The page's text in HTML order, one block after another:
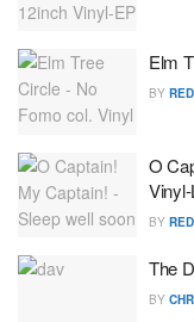
Elm
BY
O
BY
The
BY